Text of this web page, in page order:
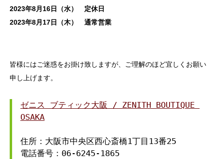
2023年8月16日（水） 定休日
2023年8月17日（木） 通常営業
皆様にはご迷惑をお掛け致しますが、ご理解のほど宜しくお願い
申し上げます。
ゼニス ブティック大阪 / ZENITH BOUTIQUE
OSAKA
住所：大阪市中央区西心斎橋1丁目13番25
電話番号：06-6245-1865